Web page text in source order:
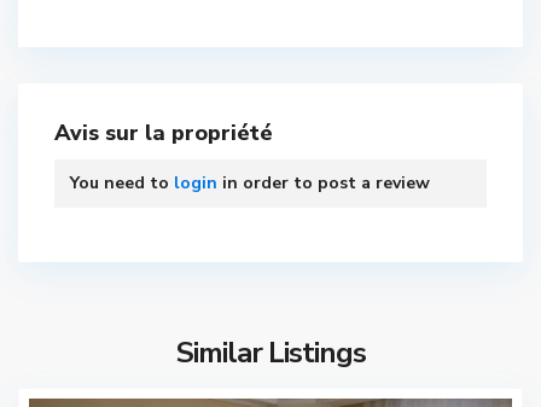
Avis sur la propriété
You need to login in order to post a review
Similar Listings